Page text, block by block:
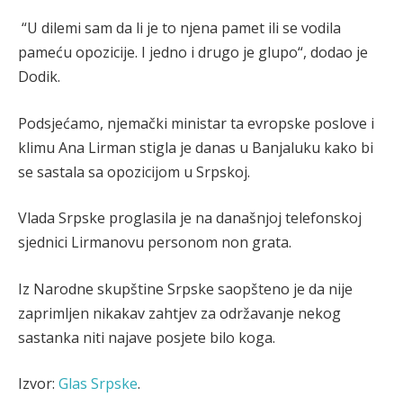
“U dilemi sam da li je to njena pamet ili se vodila
pameću opozicije. I jedno i drugo je glupo“, dodao je
Dodik.
Podsjećamo, njemački ministar ta evropske poslove i
klimu Ana Lirman stigla je danas u Banjaluku kako bi
se sastala sa opozicijom u Srpskoj.
Vlada Srpske proglasila je na današnjoj telefonskoj
sjednici Lirmanovu personom non grata.
Iz Narodne skupštine Srpske saopšteno je da nije
zaprimljen nikakav zahtjev za održavanje nekog
sastanka niti najave posjete bilo koga.
Izvor: Glas Srpske.